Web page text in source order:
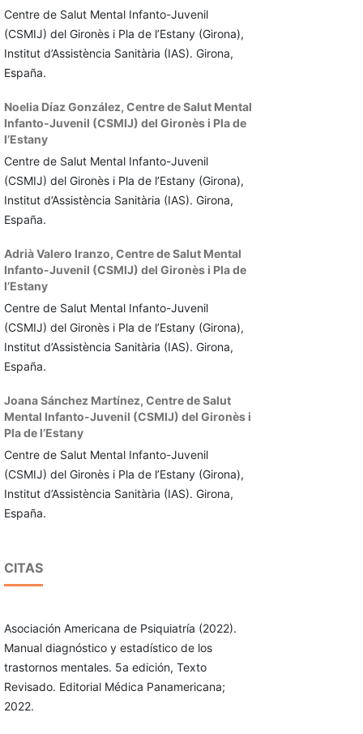
Centre de Salut Mental Infanto-Juvenil
(CSMIJ) del Gironès i Pla de l’Estany (Girona),
Institut d’Assistència Sanitària (IAS). Girona,
España.
Noelia Díaz González, Centre de Salut Mental
Infanto-Juvenil (CSMIJ) del Gironès i Pla de
l’Estany
Centre de Salut Mental Infanto-Juvenil
(CSMIJ) del Gironès i Pla de l’Estany (Girona),
Institut d’Assistència Sanitària (IAS). Girona,
España.
Adrià Valero Iranzo, Centre de Salut Mental
Infanto-Juvenil (CSMIJ) del Gironès i Pla de
l’Estany
Centre de Salut Mental Infanto-Juvenil
(CSMIJ) del Gironès i Pla de l’Estany (Girona),
Institut d’Assistència Sanitària (IAS). Girona,
España.
Joana Sánchez Martínez, Centre de Salut
Mental Infanto-Juvenil (CSMIJ) del Gironès i
Pla de l’Estany
Centre de Salut Mental Infanto-Juvenil
(CSMIJ) del Gironès i Pla de l’Estany (Girona),
Institut d’Assistència Sanitària (IAS). Girona,
España.
CITAS
Asociación Americana de Psiquiatría (2022).
Manual diagnóstico y estadístico de los
trastornos mentales. 5a edición, Texto
Revisado. Editorial Médica Panamericana;
2022.